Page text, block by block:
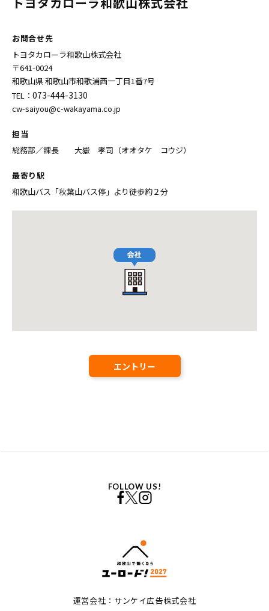
お問合せ先
トヨタカローラ和歌山株式会社
〒641-0024
和歌山県 和歌山市和歌浦西一丁目1番7号
TEL： 073-444-3130
cw-saiyou@c-wakayama.co.jp
担当
総務部／課長 大嶽 孝司（オオタケ コウジ）
最寄り駅
和歌山バス「秋葉山バス停」より徒歩約２分
エントリー
FOLLOW US!
運営会社：サンケイ広告株式会社